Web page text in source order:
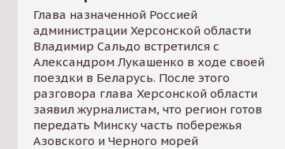
Глава назначенной Россией
администрации Херсонской области
Владимир Сальдо встретился с
Александром Лукашенко в ходе своей
поездки в Беларусь. После этого
разговора глава Херсонской области
заявил журналистам, что регион готов
передать Минску часть побережья
Азовского и Черного морей